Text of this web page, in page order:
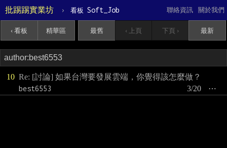
批踢踢實業坊 › 看板 Soft_Job 關於我們
聯絡資訊
‹ 看板 精華區 最舊 ‹ 上頁 下頁 › 最新
10 Re: [討論] 如果台灣要發展雲端，你覺得該怎麼做？
best6553
⋯
3/20